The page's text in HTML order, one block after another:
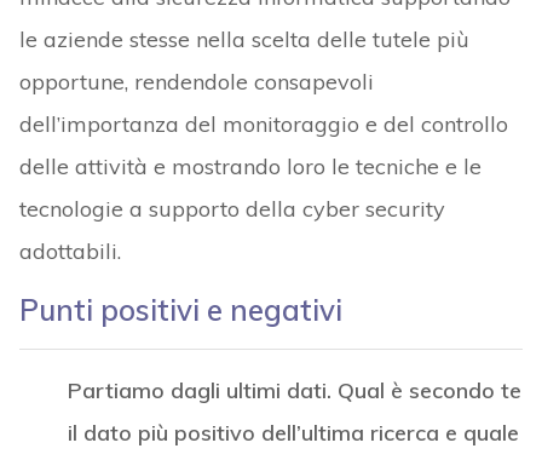
le aziende stesse nella scelta delle tutele più
opportune, rendendole consapevoli
dell’importanza del monitoraggio e del controllo
delle attività e mostrando loro le tecniche e le
tecnologie a supporto della cyber security
adottabili.
Punti positivi e negativi
Partiamo dagli ultimi dati. Qual è secondo te
il dato più positivo dell’ultima ricerca e quale